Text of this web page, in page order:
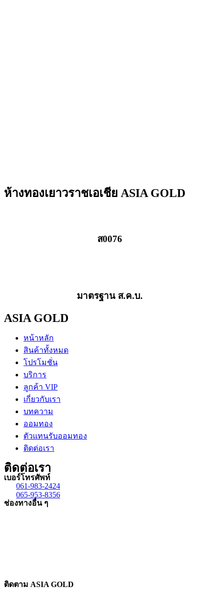
ห้างทองเยาวราชเอเชีย ASIA GOLD
ส0076
มาตรฐาน ส.ค.บ.
ASIA GOLD
หน้าหลัก
สินค้าทั้งหมด
โปรโมชั่น
บริการ
ลูกค้า VIP
เกี่ยวกับเรา
บทความ
ออมทอง
ตัวแทนรับออมทอง
ติดต่อเรา
ติดต่อเรา
เบอร์โทรศัพท์
061-983-2424
065-953-8356
ช่องทางอื่น ๆ
ติดตาม ASIA GOLD